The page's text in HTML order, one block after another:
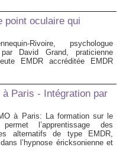
point oculaire qui
Rivoire, psychologue
David Grand, praticienne
EMDR accréditée EMDR
Paris - Intégration par
à Paris: La formation sur le
permet l’apprentissage des
alternatifs de type EMDR,
l’hypnose éricksonienne et